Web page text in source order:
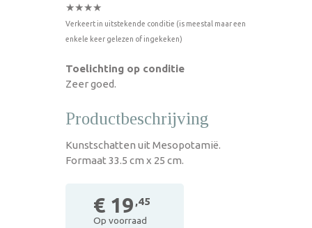
★★★★
Verkeert in uitstekende conditie (is meestal maar een
enkele keer gelezen of ingekeken)
Toelichting op conditie
Zeer goed.
Productbeschrijving
Kunstschatten uit Mesopotamië.
Formaat 33.5 cm x 25 cm.
€ 19 ,45
Op voorraad